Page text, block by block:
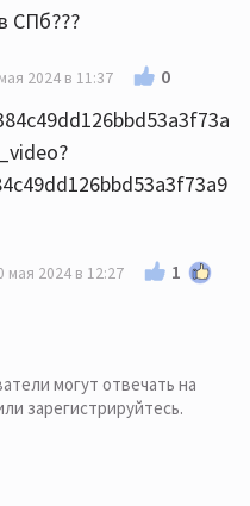
СПб???
2024 в 11:37 0
мая 2024 в 12:27 1
могут отвечать на
зарегистрируйтесь.